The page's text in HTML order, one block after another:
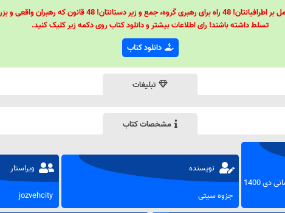
48 قانون قدرت! 48 فرمول برای تسلط کامل بر اطرافیانتان! 48 راه برای
تسلط داشته باشند! رای اطلاعات بیشتر و دانلود کتاب روی دکمه زیر کلیک کنید.
دانلود کتاب
تبلیغات
مشخصات کتاب
نمونه سوال امتحانی دین و زندگی دهم انسانی دی 1400 -
نویسنده
جزوه سیتی
ویراستار
jozvehcity